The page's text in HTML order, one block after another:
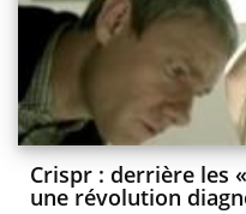
Crispr : derrière les
une révolution